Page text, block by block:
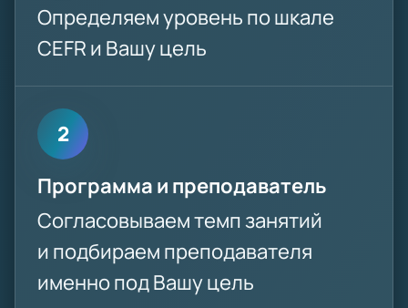
Определяем уровень по шкале
CEFR и Вашу цель
2
Программа и преподаватель
Согласовываем темп занятий
и подбираем преподавателя
именно под Вашу цель